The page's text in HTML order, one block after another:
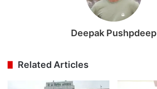
Deepak Pushpdeep
Related Articles